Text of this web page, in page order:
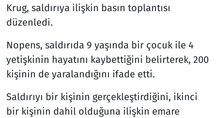
Krug, saldırıya ilişkin basın toplantısı
düzenledi.
Nopens, saldırıda 9 yaşında bir çocuk ile 4
yetişkinin hayatını kaybettiğini belirterek, 200
kişinin de yaralandığını ifade etti.
Saldırıyı bir kişinin gerçekleştirdiğini, ikinci
bir kişinin dahil olduğuna ilişkin emare